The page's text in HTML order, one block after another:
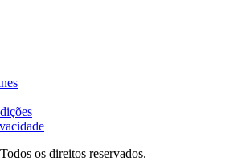
os direitos reservados.